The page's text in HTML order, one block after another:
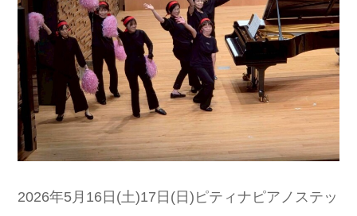
2026年5月16日(土)17日(日)ピティナピアノステッ